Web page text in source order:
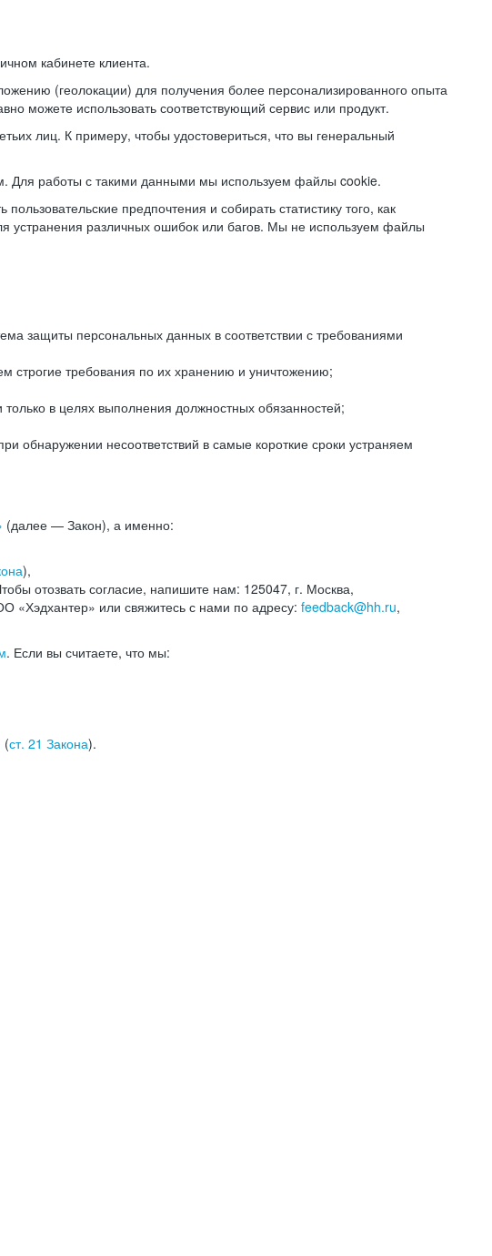
кабинете клиента.
(геолокации) для получения более персонализированного опыта
можете использовать соответствующий сервис или продукт.
лиц. К примеру, чтобы удостовериться, что вы генеральный
Для работы с такими данными мы используем файлы cookie.
предпочтения и собирать статистику того, как
устранения различных ошибок или багов. Мы не используем файлы
защиты персональных данных в соответствии с требованиями
строгие требования по их хранению и уничтожению;
в целях выполнения должностных обязанностей;
несоответствий в самые короткие сроки устраняем
(далее — Закон), а именно:
),
отозвать согласие, напишите нам: 125047, г. Москва,
«Хэдхантер» или свяжитесь с нами по адресу: feedback@hh.ru,
. Если вы считаете, что мы:
(ст. 21 Закона).